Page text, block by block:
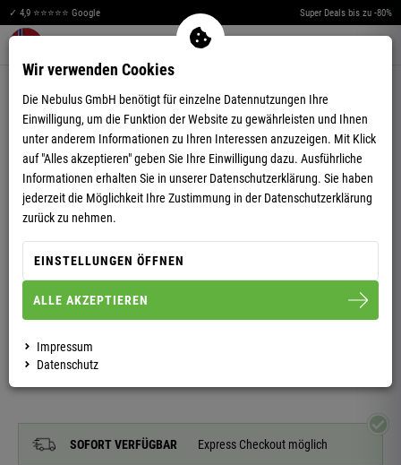
✓ 4,9 ⭐⭐⭐⭐⭐ Google Super Deals bis zu -80%
Warenkorb aufklappen
CHINO SHORT LORENS HERREN
SOFORT VERFÜGBAR Express Checkout möglich
Wir verwenden Cookies
Die Nebulus GmbH benötigt für einzelne Datennutzungen Ihre
Einwilligung, um die Funktion der Website zu gewährleisten und Ihnen
unter anderem Informationen zu Ihren Interessen anzuzeigen. Mit Klick
auf "Alles akzeptieren" geben Sie Ihre Einwilligung dazu. Ausführliche
Informationen erhalten Sie in unserer Datenschutzerklärung. Sie haben
jederzeit die Möglichkeit Ihre Zustimmung in der Datenschutzerklärung
zurück zu nehmen.
EINSTELLUNGEN ÖFFNEN
ALLE AKZEPTIEREN
Impressum
Datenschutz